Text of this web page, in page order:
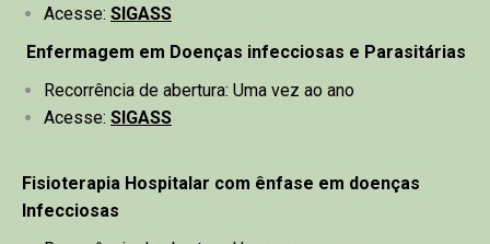
Acesse: SIGASS
Enfermagem em Doenças infecciosas e Parasitárias
Recorrência de abertura: Uma vez ao ano
Acesse: SIGASS
Fisioterapia Hospitalar com ênfase em doenças
Infecciosas